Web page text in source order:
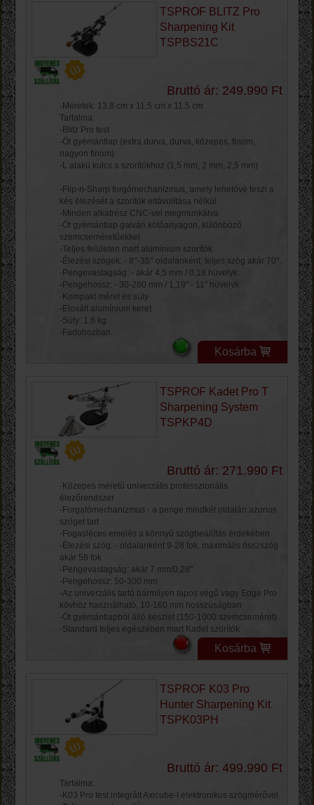
TSPROF BLITZ Pro
Sharpening Kit
TSPBS21C
Bruttó ár: 249.990 Ft
-Méretek: 13,8 cm x 11,5 cm x 11,5 cm
Tartalma:
-Blitz Pro test
-Öt gyémántlap ​​(extra durva, durva, közepes, finom,
nagyon finom)
-L alakú kulcs a szorítókhoz (1,5 mm, 2 mm, 2,5 mm)
-Flip-n-Sharp forgómechanizmus, amely lehetővé teszi a
kés élezését a szorítók eltávolítása nélkül
-Minden alkatrész CNC-vel megmunkálva
-Öt gyémántlap ​​galván kötőanyagon, különböző
szemcseméretűekkel
-Teljes felületen mart alumínium szorítók
-Élezési szögek: - 8°-35° oldalanként, teljes szög akár 70°.
-Pengevastagság: - akár 4,5 mm / 0,18 hüvelyk.
-Pengehossz: - 30-280 mm / 1,19" - 11" hüvelyk.
-Kompakt méret és súly
-Eloxált alumínium keret
-Súly: 1.6 kg
-Fadobozban
Kosárba
TSPROF Kadet Pro T
Sharpening System
TSPKP4D
Bruttó ár: 271.990 Ft
-Közepes méretű univerzális professzionális
élezőrendszer
-Forgatómechanizmus - a penge mindkét oldalán azonos
szöget tart
-Fogasléces emelés a könnyű szögbeállítás érdekében
-Élezési szög: - oldalanként 9-28 fok, maximális összszög
akár 58 fok
-Pengevastagság: akár 7 mm/0,28"
-Pengehossz: 50-300 mm
-Az univerzális tartó bármilyen lapos végű vagy Edge Pro
kövhöz használható, 10-160 mm hosszúságban
-Öt gyémántlapból álló készlet (150-1000 szemcseméret)
-Standard teljes egészében mart Kadet szorítók
Kosárba
TSPROF K03 Pro
Hunter Sharpening Kit
TSPK03PH
Bruttó ár: 499.990 Ft
Tartalma:
-K03 Pro test integrált Axicube-I elektronikus szögmérővel